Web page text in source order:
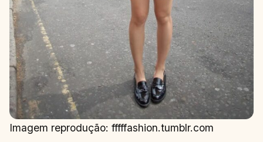
Imagem reprodução: fffffashion.tumblr.com